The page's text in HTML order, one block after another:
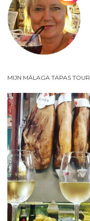
MIJN MÁLAGA TAPAS TOUR